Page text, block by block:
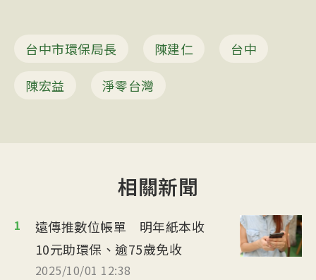
台中市環保局長 陳建仁
台中
陳宏益
淨零台灣
相關新聞
1
遠傳推數位帳單 明年紙本收
10元助環保、逾75歲免收
2025/10/01 12:38